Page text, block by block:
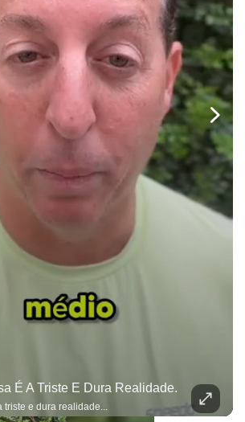
É A Triste E Dura Realidade.
triste e dura realidade...